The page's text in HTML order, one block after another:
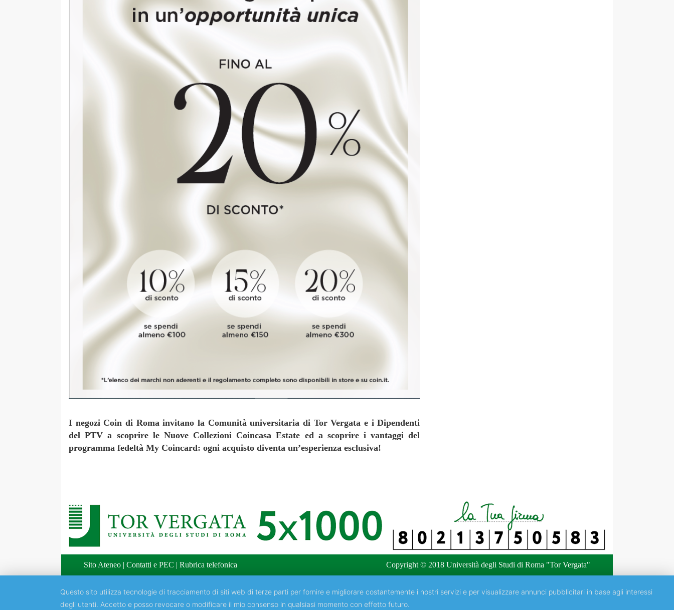
I negozi Coin di Roma invitano la Comunità universitaria di Tor Vergata e i Dipendenti
del PTV a scoprire le Nuove Collezioni Coincasa Estate ed a scoprire i vantaggi del
programma fedeltà My Coincard: ogni acquisto diventa un’esperienza esclusiva!
Sito Ateneo Contatti e PEC Rubrica telefonica Copyright © 2018 Università degli Studi di Roma "Tor Vergata"
Questo sito utilizza tecnologie di tracciamento di siti web di terze parti per fornire e migliorare costantemente i nostri servizi e per visualizzare annunci pubblicitari in base agli interessi
degli utenti. Accetto e posso revocare o modificare il mio consenso in qualsiasi momento con effetto futuro.